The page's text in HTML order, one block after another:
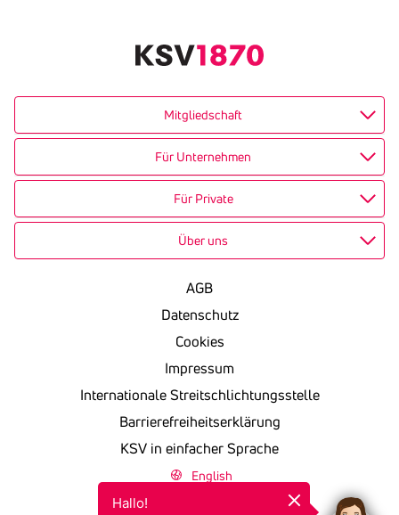
Mitgliedschaft
Für Unternehmen
Für Private
Über uns
English
AGB
Datenschutz
Cookies
Impressum
Internationale Streitschlichtungsstelle
Barrierefreiheitserklärung
KSV in einfacher Sprache
Hallo!